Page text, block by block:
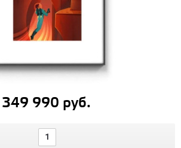
349 990 руб.